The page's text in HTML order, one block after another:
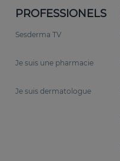
PROFESSIONELS
Sesderma TV
Je suis une pharmacie
Je suis dermatologue